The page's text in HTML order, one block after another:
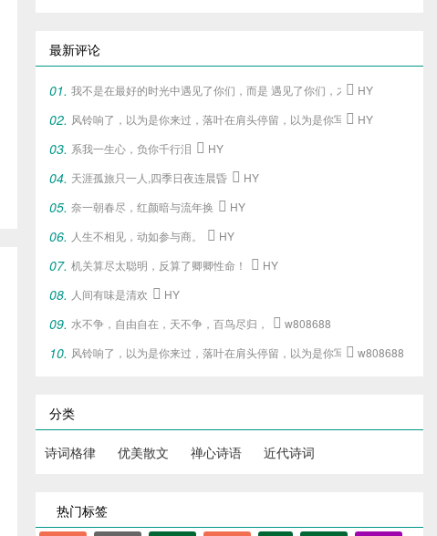
最新评论
我不是在最好的时光中遇见了你们，而是 遇见了你们， 才给了我这段最好
 HY
风铃响了，以为是你来过，落叶在肩头停留，以为是你写下的旧梦。
 HY
系我一生心，负你千行泪  HY
天涯孤旅只一人,四季日夜连晨昏  HY
奈一朝春尽，红颜暗与流年换  HY
人生不相见，动如参与商。
 HY
机关算尽太聪明，反算了卿卿性命！
 HY
人间有味是清欢  HY
水不争，自由自在，天不争，百鸟尽归，
 w808688
风铃响了，以为是你来过，落叶在肩头停留，以为是你写下的旧梦。
 w808688
分类
诗词格律 优美散文 禅心诗语 近代诗词
热门标签